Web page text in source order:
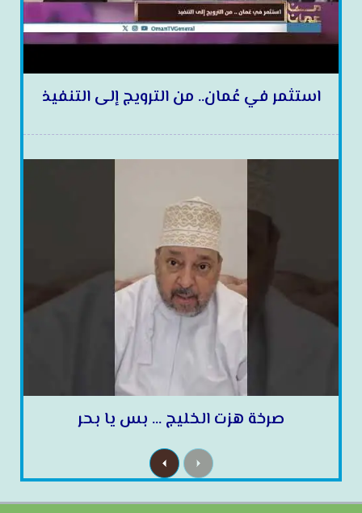
استثمر في عُمان.. من الترويج إلى التنفيذ
صرخة هزت الخليج … بس يا بحر
P
r
e
i
N
e
x